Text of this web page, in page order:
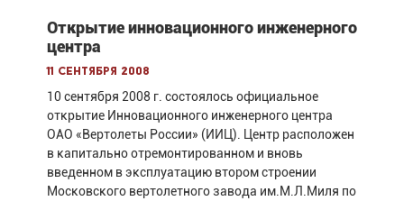
Открытие инновационного инженерного
центра
11 сентября 2008
10 сентября 2008 г. состоялось официальное
открытие Инновационного инженерного центра
ОАО «Вертолеты России» (ИИЦ). Центр расположен
в капитально отремонтированном и вновь
введенном в эксплуатацию втором строении
Московского вертолетного завода им.М.Л.Миля по